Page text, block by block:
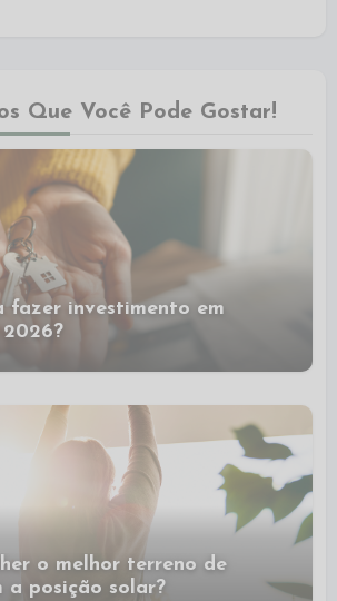
Que Você Pode Gostar!
fazer investimento em
2026?
o melhor terreno de
a posição solar?